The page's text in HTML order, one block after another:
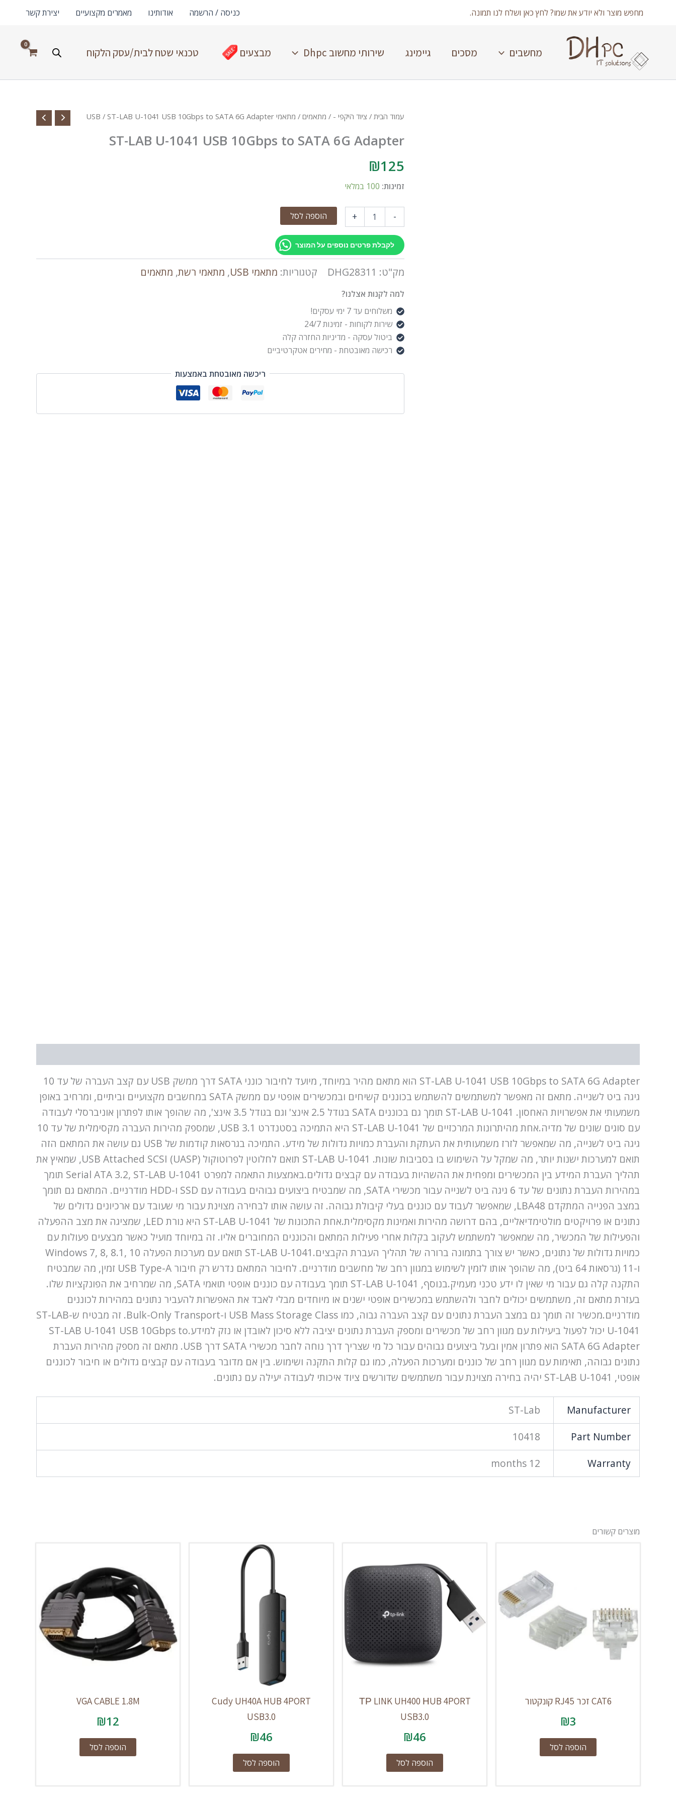
מחפש מוצר ולא יודע את שמו? לחץ כאן ושלח לנו תמונה. כניסה / הרשמה אודותינו מאמרים מקצועיים יצירת קשר
מחשבים מסכים גיימינג שירותי מחשוב Dhpc מבצעים טכנאי שטח לבית/עסק הלקוח
עמוד הבית / ציוד היקפי - / מתאמים / מתאמי USB / ST-LAB U-1041 USB 10Gbps to SATA 6G Adapter
ST-LAB U-1041 USB 10Gbps to SATA 6G Adapter
₪125
זמינות: 100 במלאי
-
+ הוספה לסל
לקבלת פרטים נוספים על המוצר
מק"ט: DHG28311 קטגוריות: מתאמי USB , מתאמי רשת, מתאמים
למה לקנות אצלנו?
משלוחים עד 7 ימי עסקים!
שירות לקוחות - זמינות 24/7
ביטול עסקה - מדיניות החזרה קלה
רכישה מאובטחת - מחירים אטקרטיביים
ריכשה מאובטחת באמצעות
ST-LAB U-1041 USB 10Gbps to SATA 6G Adapter הוא מתאם מהיר במיוחד, מיועד לחיבור כונני SATA דרך ממשק USB עם קצב העברה של עד 10
גיגה ביט לשנייה. מתאם זה מאפשר למשתמשים להשתמש בכוננים קשיחים ובמכשירים אופטי עם ממשק SATA במחשבים מקצועיים וביתיים, ומרחיב באופן
משמעותי את אפשרויות האחסון. ST-LAB U-1041 תומך גם בכוננים SATA בגודל 2.5 אינצ' וגם בגודל 3.5 אינצ', מה שהופך אותו לפתרון אוניברסלי לעבודה
עם סוגים שונים של מדיה.אחת מהיתרונות המרכזיים של ST-LAB U-1041 היא התמיכה בסטנדרט USB 3.1, שמספק מהירות העברה מקסימלית של עד 10
גיגה ביט לשנייה, מה שמאפשר לזרז משמעותית את העתקת והעברת כמויות גדולות של מידע. התמיכה בגרסאות קודמות של USB גם עושה את המתאם הזה
תואם למערכות ישנות יותר, מה שמקל על השימוש בו בסביבות שונות. ST-LAB U-1041 תואם לחלוטין לפרוטוקול USB Attached SCSI (UASP), שמאיץ את
תהליך העברת המידע בין המכשירים ומפחית את ההשהיות בעבודה עם קבצים גדולים.באמצעות התאמה למפרט Serial ATA 3.2, ST-LAB U-1041 תומך
במהירות העברת נתונים של עד 6 גיגה ביט לשנייה עבור מכשירי SATA, מה שמבטיח ביצועים גבוהים בעבודה עם SSD ו-HDD מודרניים. המתאם גם תומך
במצב הפנייה המתקדם LBA48, שמאפשר לעבוד עם כוננים בעלי קיבולת גבוהה. זה עושה אותו לבחירה מצוינת עבור מי שעובד עם ארכיונים גדולים של
נתונים או פרויקטים מולטימדיאליים, בהם דרושה מהירות ואמינות מקסימלית.אחת התכונות של ST-LAB U-1041 היא נורת LED, שמציגה את מצב ההפעלה
והפעילות של המכשיר, מה שמאפשר למשתמש לעקוב בקלות אחרי פעילות המתאם והכוננים המחוברים אליו. זה במיוחד מועיל כאשר מבצעים פעולות עם
כמויות גדולות של נתונים, כאשר יש צורך בתמונה ברורה של תהליך העברת הקבצים.ST-LAB U-1041 תואם עם מערכות הפעלה Windows 7, 8, 8.1, 10
ו-11 (גרסאות 64 ביט), מה שהופך אותו לזמין לשימוש במגוון רחב של מחשבים מודרניים. לחיבור המתאם נדרש רק חיבור USB Type-A זמין, מה שמבטיח
התקנה קלה גם עבור מי שאין לו ידע טכני מעמיק.בנוסף, ST-LAB U-1041 תומך בעבודה עם כוננים אופטי תואמי SATA, מה שמרחיב את הפונקציות שלו.
בעזרת מתאם זה, משתמשים יכולים לחבר ולהשתמש במכשירים אופטי ישנים או מיוחדים מבלי לאבד את האפשרות להעביר נתונים במהירות לכוננים
מודרניים.מכשיר זה תומך גם במצב העברת נתונים עם קצב העברה גבוה, כמו USB Mass Storage Class ו-Bulk-Only Transport. זה מבטיח ש-ST-LAB
U-1041 יכול לפעול ביעילות עם מגוון רחב של מכשירים ומספק העברת נתונים יציבה ללא סיכון לאובדן או נזק למידע.ST-LAB U-1041 USB 10Gbps to
SATA 6G Adapter הוא פתרון אמין ובעל ביצועים גבוהים עבור כל מי שצריך דרך נוחה לחבר מכשירי SATA דרך USB. מתאם זה מספק מהירות העברת
נתונים גבוהה, תאימות עם מגוון רחב של כוננים ומערכות הפעלה, כמו גם קלות התקנה ושימוש. בין אם מדובר בעבודה עם קבצים גדולים או חיבור לכוננים
אופטי, ST-LAB U-1041 יהיה בחירה מצוינת עבור משתמשים שדורשים ציוד איכותי לעבודה יעילה עם נתונים.
Manufacturer
ST-Lab
Part Number
10418
Warranty
12 months
מוצרים קשורים
CAT6 זכר RJ45 קונקטור
₪3
הוספה לסל
ТР LINK UH400 НUB 4PORT
USB3.0
₪46
הוספה לסל
Cudy UH40A HUB 4PORT
USB3.0
₪46
הוספה לסל
VGA CABLE 1.8M
₪12
הוספה לסל